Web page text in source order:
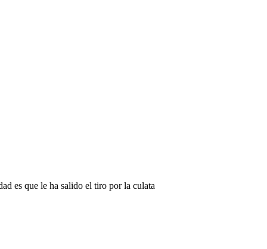
es que le ha salido el tiro por la culata